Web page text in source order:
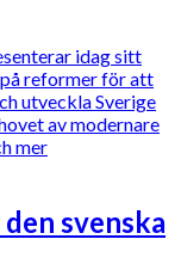
idag sitt
reformer för att
utveckla Sverige
av modernare
mer
svenska